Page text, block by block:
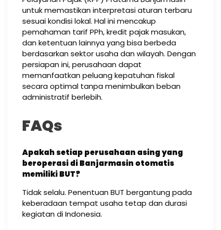
untuk memastikan interpretasi aturan terbaru
sesuai kondisi lokal. Hal ini mencakup
pemahaman tarif PPh, kredit pajak masukan,
dan ketentuan lainnya yang bisa berbeda
berdasarkan sektor usaha dan wilayah. Dengan
persiapan ini, perusahaan dapat
memanfaatkan peluang kepatuhan fiskal
secara optimal tanpa menimbulkan beban
administratif berlebih.
FAQs
Apakah setiap perusahaan asing yang
beroperasi di Banjarmasin otomatis
memiliki BUT?
Tidak selalu. Penentuan BUT bergantung pada
keberadaan tempat usaha tetap dan durasi
kegiatan di Indonesia.